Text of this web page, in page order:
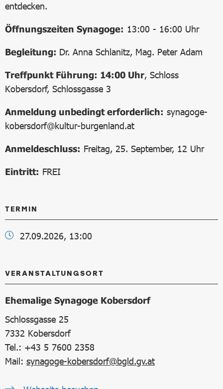
entdecken.
Öffnungszeiten Synagoge: 13:00 - 16:00 Uhr
Begleitung: Dr. Anna Schlanitz, Mag. Peter Adam
Treffpunkt Führung: 14:00 Uhr, Schloss
Kobersdorf, Schlossgasse 3
Anmeldung unbedingt erforderlich: synagoge-
kobersdorf@kultur-burgenland.at
Anmeldeschluss: Freitag, 25. September, 12 Uhr
Eintritt: FREI
TERMIN
27.09.2026, 13:00
VERANSTALTUNGSORT
Ehemalige Synagoge Kobersdorf
Schlossgasse 25
7332 Kobersdorf
Tel.: +43 5 7600 2358
Mail: synagoge-kobersdorf@bgld.gv.at